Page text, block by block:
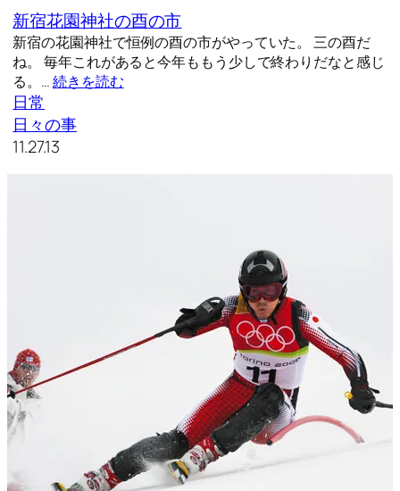
新宿花園神社の酉の市
新宿の花園神社で恒例の酉の市がやっていた。 三の酉だ
ね。 毎年これがあると今年ももう少しで終わりだなと感じ
る。…続きを読む
日常
日々の事
11.27.13